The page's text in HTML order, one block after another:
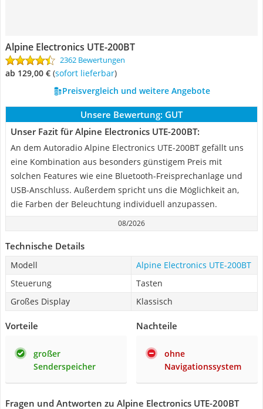
Alpine Electronics UTE-200BT
2362 Bewertungen
ab 129,00 € ( Sofort lieferbar)
Preisvergleich und weitere Angebote
Unsere Bewertung: GUT
Unser Fazit für Alpine Electronics UTE-200BT:
An dem Autoradio Alpine Electronics UTE-200BT gefällt uns
eine Kombination aus besonders günstigem Preis mit
solchen Features wie eine Bluetooth-Freisprechanlage und
USB-Anschluss. Außerdem spricht uns die Möglichkeit an,
die Farben der Beleuchtung individuell anzupassen.
08/2026
Technische Details
Modell
Alpine Electronics UTE-200BT
Steuerung
Tasten
Großes Display
Klassisch
Vorteile
großer
Senderspeicher
Nachteile
ohne
Navigationssystem
Fragen und Antworten zu Alpine Electronics UTE-200BT